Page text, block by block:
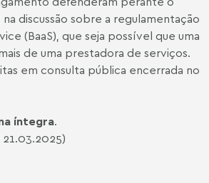
discussão sobre a regulamentação
(BaaS), que seja possível que uma
de uma prestadora de serviços.
em consulta pública encerrada no
íntegra.